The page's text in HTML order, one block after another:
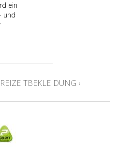
ein
und
›